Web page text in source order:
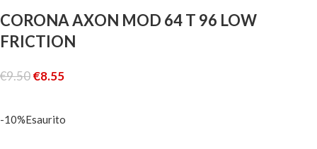
CORONA AXON MOD 64 T 96 LOW
FRICTION
€9.50€8.55
-10%Esaurito